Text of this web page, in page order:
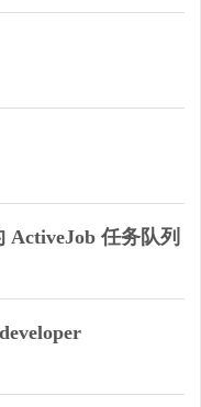
ActiveJob 任务队列